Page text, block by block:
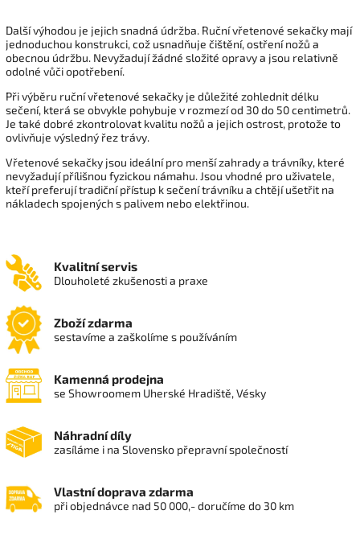
Další výhodou je jejich snadná údržba. Ruční vřetenové sekačky mají
jednoduchou konstrukci, což usnadňuje čištění, ostření nožů a
obecnou údržbu. Nevyžadují žádné složité opravy a jsou relativně
odolné vůči opotřebení.
Při výběru ruční vřetenové sekačky je důležité zohlednit délku
sečení, která se obvykle pohybuje v rozmezí od 30 do 50 centimetrů.
Je také dobré zkontrolovat kvalitu nožů a jejich ostrost, protože to
ovlivňuje výsledný řez trávy.
Vřetenové sekačky jsou ideální pro menší zahrady a trávníky, které
nevyžadují přílišnou fyzickou námahu. Jsou vhodné pro uživatele,
kteří preferují tradiční přístup k sečení trávníku a chtějí ušetřit na
nákladech spojených s palivem nebo elektřinou.
Kvalitní servis
Dlouholeté zkušenosti a praxe
Zboží zdarma
sestavíme a zaškolíme s používáním
Kamenná prodejna
se Showroomem Uherské Hradiště, Vésky
Náhradní díly
zasíláme i na Slovensko přepravní společností
Vlastní doprava zdarma
při objednávce nad 50 000,- doručíme do 30 km